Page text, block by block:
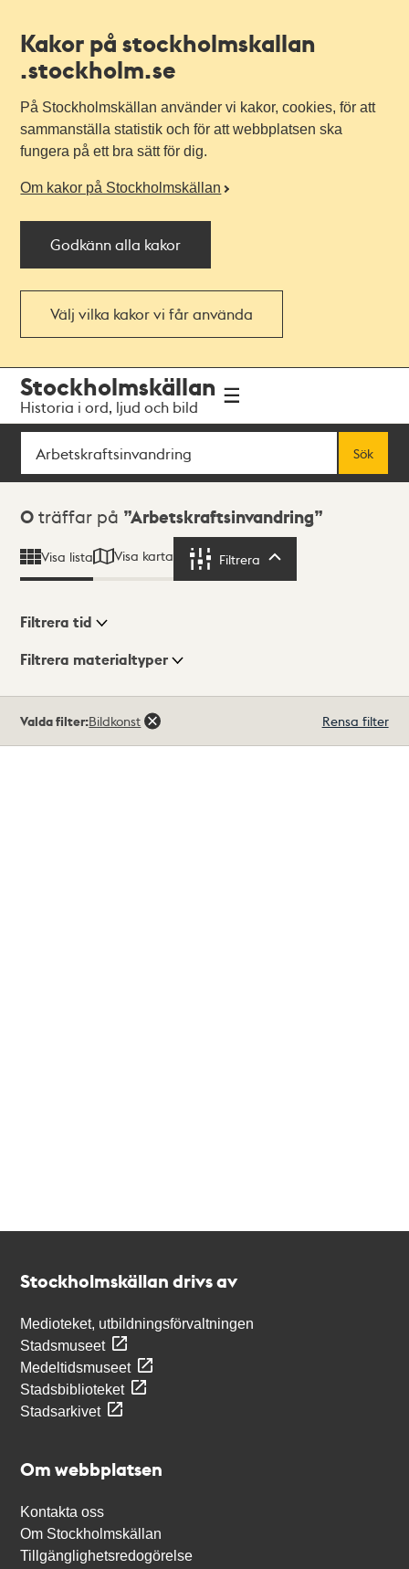
Kakor på stockholmskallan
.stockholm.se
På Stockholmskällan använder vi kakor, cookies, för att
sammanställa statistik och för att webbplatsen ska
fungera på ett bra sätt för dig.
Om kakor på Stockholmskällan
Godkänn alla kakor
Välj vilka kakor vi får använda
navigationen
huvudinnehållet
Stockholmskällan
Historia i ord, ljud och bild
Sök
Sök
Sökresultat
0 träffar på Arbetskraftsinvandring
Visa lista Visa karta Filtrera
Visningsläge
Filtrera tid
Filtrera materialtyper
träffar
Valda filter:Bildkonst Rensa filter
Stockholmskällan drivs av
Medioteket, utbildningsförvaltningen
Stadsmuseet
Medeltidsmuseet
Stadsbiblioteket
Stadsarkivet
Om webbplatsen
Kontakta oss
Om Stockholmskällan
Tillgänglighetsredogörelse